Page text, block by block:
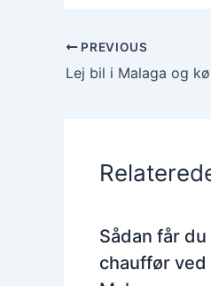
PREVIOUS
Lej bil i Malaga og
Sådan får
chauffør ved